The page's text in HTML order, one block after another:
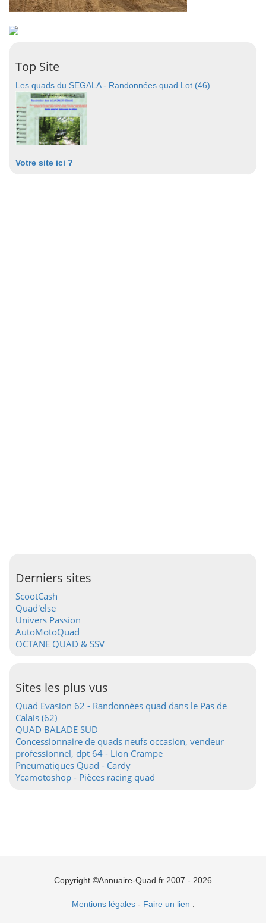
Top Site
Les quads du SEGALA - Randonnées quad Lot (46)
Votre site ici ?
Derniers sites
ScootCash
Quad'else
Univers Passion
AutoMotoQuad
OCTANE QUAD & SSV
Sites les plus vus
Quad Evasion 62 - Randonnées quad dans le Pas de
Calais (62)
QUAD BALADE SUD
Concessionnaire de quads neufs occasion, vendeur
professionnel, dpt 64 - Lion Crampe
Pneumatiques Quad - Cardy
Ycamotoshop - Pièces racing quad
Copyright ©Annuaire-Quad.fr 2007 - 2026
Mentions légales- Faire un lien